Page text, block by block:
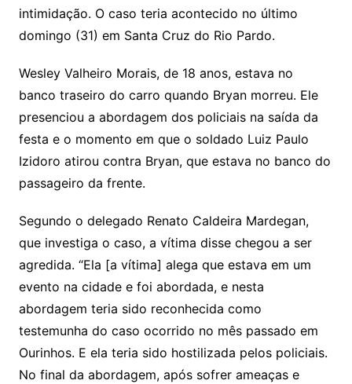
intimidação. O caso teria acontecido no último
domingo (31) em Santa Cruz do Rio Pardo.
Wesley Valheiro Morais, de 18 anos, estava no
banco traseiro do carro quando Bryan morreu. Ele
presenciou a abordagem dos policiais na saída da
festa e o momento em que o soldado Luiz Paulo
Izidoro atirou contra Bryan, que estava no banco do
passageiro da frente.
Segundo o delegado Renato Caldeira Mardegan,
que investiga o caso, a vítima disse chegou a ser
agredida. “Ela [a vítima] alega que estava em um
evento na cidade e foi abordada, e nesta
abordagem teria sido reconhecida como
testemunha do caso ocorrido no mês passado em
Ourinhos. E ela teria sido hostilizada pelos policiais.
No final da abordagem, após sofrer ameaças e